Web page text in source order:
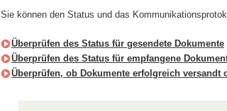
Sie können den Status und das
Überprüfen des Status für gesendete Dokumente
Überprüfen des Status für empfangene
Überprüfen, ob Dokumente erfolgreich versandt